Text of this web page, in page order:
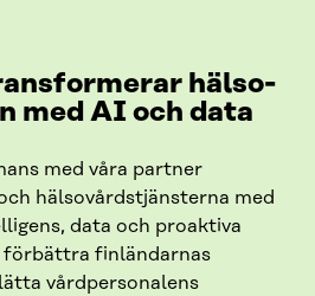
hälso-
med AI och data
med våra partner
hälsovårdstjänsterna med
data och proaktiva
förbättra finländarnas
vårdpersonalens